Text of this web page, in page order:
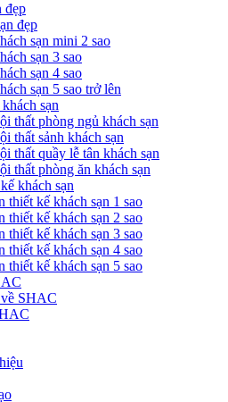
đẹp
đẹp
sạn mini 2 sao
sạn 3 sao
sạn 4 sao
sạn 5 sao trở lên
sạn
thất phòng ngủ khách sạn
thất sảnh khách sạn
thất quầy lễ tân khách sạn
thất phòng ăn khách sạn
khách sạn
thiết kế khách sạn 1 sao
thiết kế khách sạn 2 sao
thiết kế khách sạn 3 sao
thiết kế khách sạn 4 sao
thiết kế khách sạn 5 sao
SHAC